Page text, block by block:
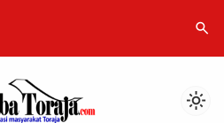
search
light_mode